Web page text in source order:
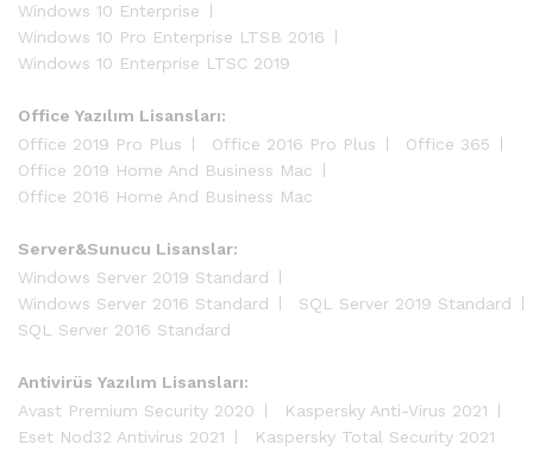
Windows 10 Enterprise
Windows 10 Pro Enterprise LTSB 2016
Windows 10 Enterprise LTSC 2019
Office Yazılım Lisansları:
Office 2019 Pro Plus
Office 2016 Pro Plus
Office 365
Office 2019 Home And Business Mac
Office 2016 Home And Business Mac
Server&Sunucu Lisanslar:
Windows Server 2019 Standard
Windows Server 2016 Standard
SQL Server 2019 Standard
SQL Server 2016 Standard
Antivirüs Yazılım Lisansları:
Avast Premium Security 2020
Kaspersky Anti-Virus 2021
Eset Nod32 Antivirus 2021
Kaspersky Total Security 2021